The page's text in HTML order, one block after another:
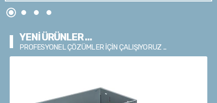
YENİ ÜRÜNLER ...
PROFESYONEL ÇÖZÜMLER İÇİN ÇALIŞIYORUZ ...